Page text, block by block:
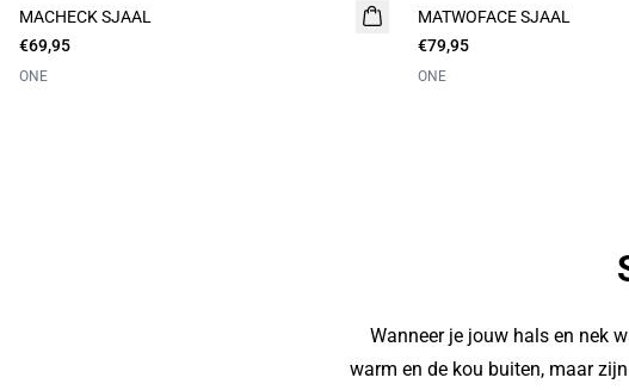
NIEUW
MACHECK SJAAL
€69,95
ONE
MATWOFACE SJAAL
€79,95
ONE
Wanneer je jouw hals en nek
warm en de kou buiten, maar